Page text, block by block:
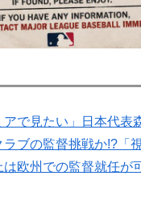
ラウマになった日本のア
こちらです‥」→「あまり
いた‥」
載技術は凄いな！」熊本
安定している日本のトラッ
で見たい」日本代表
ブの監督挑戦か!?「
は欧州での監督就任が